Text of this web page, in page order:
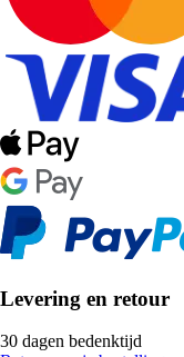
Levering en retour
30 dagen bedenktijd